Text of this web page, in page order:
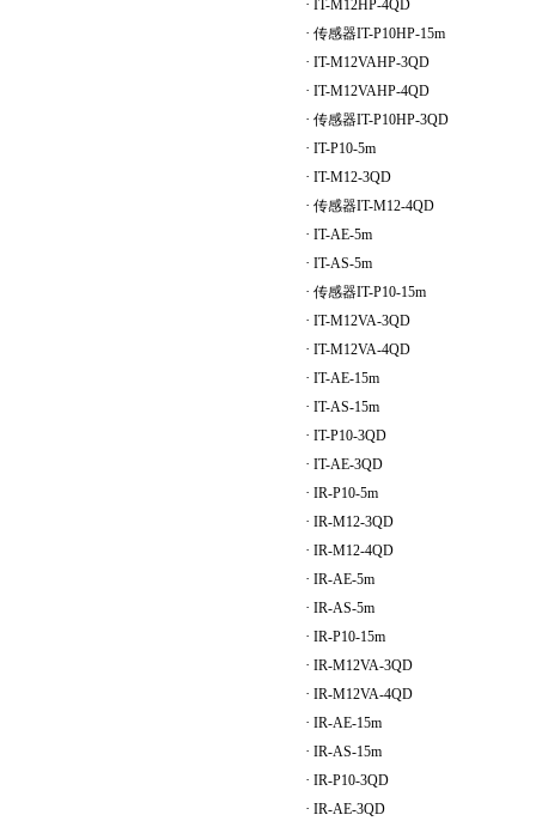
· IT-M12HP-4QD
· 传感器IT-P10HP-15m
· IT-M12VAHP-3QD
· IT-M12VAHP-4QD
· 传感器IT-P10HP-3QD
· IT-P10-5m
· IT-M12-3QD
· 传感器IT-M12-4QD
· IT-AE-5m
· IT-AS-5m
· 传感器IT-P10-15m
· IT-M12VA-3QD
· IT-M12VA-4QD
· IT-AE-15m
· IT-AS-15m
· IT-P10-3QD
· IT-AE-3QD
· IR-P10-5m
· IR-M12-3QD
· IR-M12-4QD
· IR-AE-5m
· IR-AS-5m
· IR-P10-15m
· IR-M12VA-3QD
· IR-M12VA-4QD
· IR-AE-15m
· IR-AS-15m
· IR-P10-3QD
· IR-AE-3QD